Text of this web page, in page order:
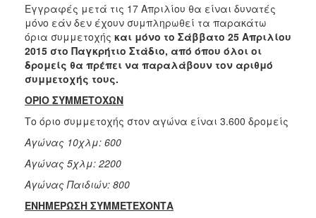
Εγγραφές μετά τις 17 Απριλίου θα είναι δυνατές
μόνο εάν δεν έχουν συμπληρωθεί τα παρακάτω
όρια συμμετοχής και μόνο το Σάββατο 25 Απριλίου
2015 στο Παγκρήτιο Στάδιο, από όπου όλοι οι
δρομείς θα πρέπει να παραλάβουν τον αριθμό
συμμετοχής τους.
ΟΡΙΟ ΣΥΜΜΕΤΟΧΩΝ
Το όριο συμμετοχής στον αγώνα είναι 3.600 δρομείς
Αγώνας 10χλμ: 600
Αγώνας 5χλμ: 2200
Αγώνας Παιδιών: 800
ENHMEΡΩΣΗ ΣΥΜΜΕΤΕΧΟΝΤΑ